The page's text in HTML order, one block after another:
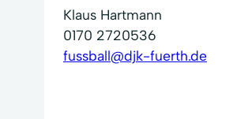
Klaus Hartmann
0170 2720536
fussball@djk-fuerth.de